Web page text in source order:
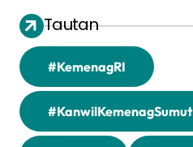
Tautan
#KemenagRI
#KanwilKemenagSumut